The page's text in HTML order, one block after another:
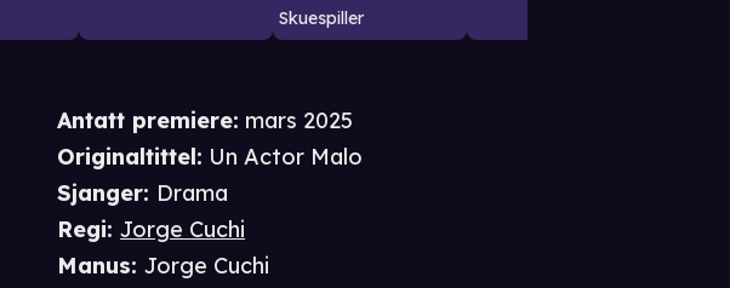
Skuespiller
Antatt premiere: mars 2025
Originaltittel: Un Actor Malo
Sjanger: Drama
Regi:Jorge Cuchi
Manus:Jorge Cuchi